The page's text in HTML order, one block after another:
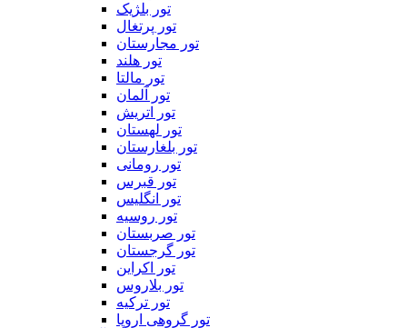
تور بلژیک
تور پرتغال
تور مجارستان
تور هلند
تور مالتا
تور آلمان
تور اتریش
تور لهستان
تور بلغارستان
تور رومانی
تور قبرس
تور انگلیس
تور روسیه
تور صربستان
تور گرجستان
تور اکراین
تور بلاروس
تور ترکیه
تور گروهی اروپا